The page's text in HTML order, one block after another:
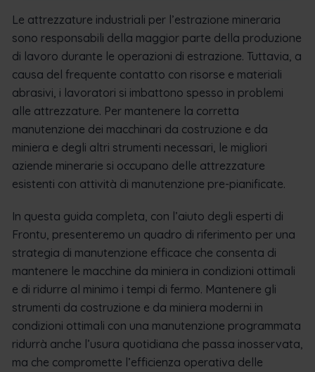
Le attrezzature industriali per l’estrazione mineraria
sono responsabili della maggior parte della produzione
di lavoro durante le operazioni di estrazione. Tuttavia, a
causa del frequente contatto con risorse e materiali
abrasivi, i lavoratori si imbattono spesso in problemi
alle attrezzature. Per mantenere la corretta
manutenzione dei macchinari da costruzione e da
miniera e degli altri strumenti necessari, le migliori
aziende minerarie si occupano delle attrezzature
esistenti con attività di manutenzione pre-pianificate.
In questa guida completa, con l’aiuto degli esperti di
Frontu, presenteremo un quadro di riferimento per una
strategia di manutenzione efficace che consenta di
mantenere le macchine da miniera in condizioni ottimali
e di ridurre al minimo i tempi di fermo. Mantenere gli
strumenti da costruzione e da miniera moderni in
condizioni ottimali con una manutenzione programmata
ridurrà anche l’usura quotidiana che passa inosservata,
ma che compromette l’efficienza operativa delle